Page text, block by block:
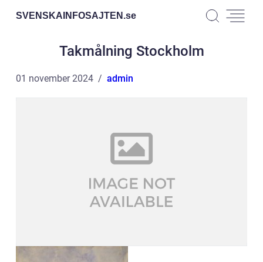
SVENSKAINFOSAJTEN.se
Takmålning Stockholm
01 november 2024 admin